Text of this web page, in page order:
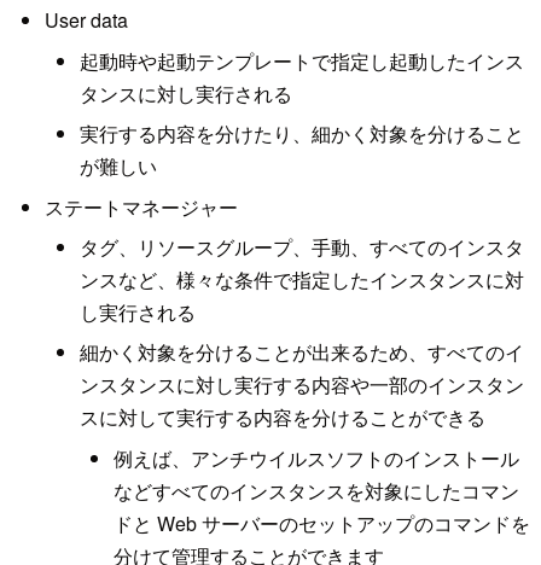
User data
起動時や起動テンプレートで指定し起動したインス
タンスに対し実行される
実行する内容を分けたり、細かく対象を分けること
が難しい
ステートマネージャー
タグ、リソースグループ、手動、すべてのインスタ
ンスなど、様々な条件で指定したインスタンスに対
し実行される
細かく対象を分けることが出来るため、すべてのイ
ンスタンスに対し実行する内容や一部のインスタン
スに対して実行する内容を分けることができる
例えば、アンチウイルスソフトのインストール
などすべてのインスタンスを対象にしたコマン
ドと Web サーバーのセットアップのコマンドを
分けて管理することができます